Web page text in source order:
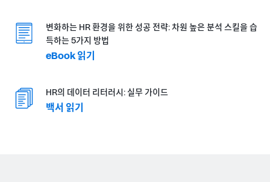
변화하는 HR 환경을 위한 성공 전략: 차원 높은 분석 스킬을 습
득하는 5가지 방법
eBook 읽기
HR의 데이터 리터러시: 실무 가이드
백서 읽기